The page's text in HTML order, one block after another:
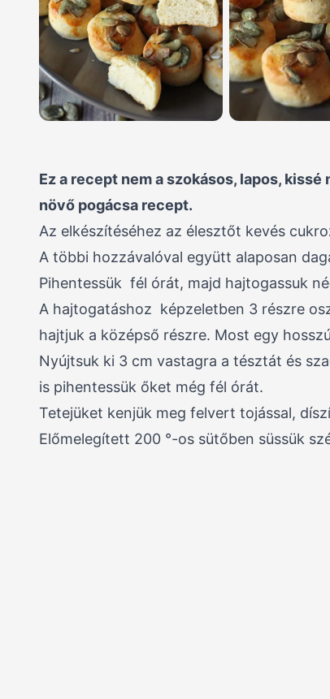
Ez a recept nem a szokásos, lapos,
növő pogácsa recept.
Az elkészítéséhez az élesztőt kevés
A többi hozzávalóval együtt alaposan
Pihentessük fél órát, majd hajtogassuk
A hajtogatáshoz képzeletben 3 részre
hajtjuk a középső részre. Most egy
Nyújtsuk ki 3 cm vastagra a tésztát és
is pihentessük őket még fél órát.
Tetejüket kenjük meg felvert tojással,
Előmelegített 200 °-os sütőben süssük